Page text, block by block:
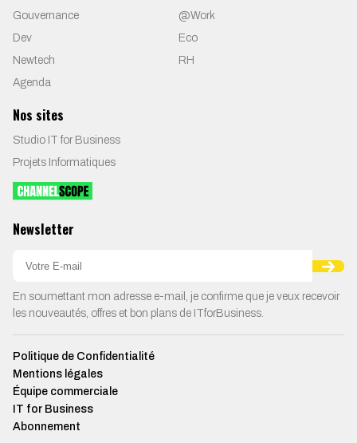
Gouvernance
@Work
Dev
Eco
Newtech
RH
Agenda
Nos sites
Studio IT for Business
Projets Informatiques
Newsletter
En soumettant mon adresse e-mail, je confirme que je veux recevoir
les nouveautés, offres et bon plans de ITforBusiness.
Politique de Confidentialité
Mentions légales
Équipe commerciale
IT for Business
Abonnement